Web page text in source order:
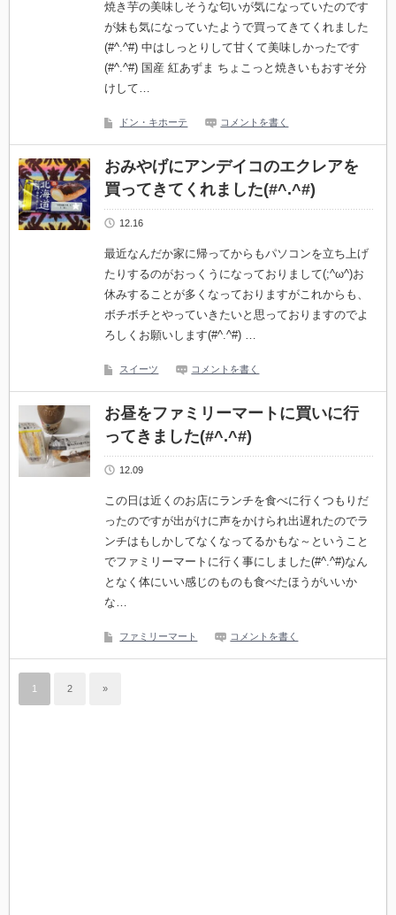
焼き芋の美味しそうな匂いが気になっていたのです
が妹も気になっていたようで買ってきてくれました
(#^.^#) 中はしっとりして甘くて美味しかったです
(#^.^#) 国産 紅あずま ちょこっと焼きいもおすそ分
けして…
ドン・キホーテ コメントを書く
おみやげにアンデイコのエクレアを
買ってきてくれました(#^.^#)
12.16
最近なんだか家に帰ってからもパソコンを立ち上げ
たりするのがおっくうになっておりまして(;^ω^)お
休みすることが多くなっておりますがこれからも、
ボチボチとやっていきたいと思っておりますのでよ
ろしくお願いします(#^.^#) …
スイーツ コメントを書く
お昼をファミリーマートに買いに行
ってきました(#^.^#)
12.09
この日は近くのお店にランチを食べに行くつもりだ
ったのですが出がけに声をかけられ出遅れたのでラ
ンチはもしかしてなくなってるかもな～ということ
でファミリーマートに行く事にしました(#^.^#)なん
となく体にいい感じのものも食べたほうがいいか
な…
ファミリーマート コメントを書く
1 2 »